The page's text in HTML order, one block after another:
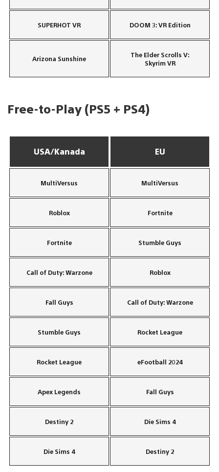
SUPERHOT VR DOOM 3: VR Edition
Arizona Sunshine
The Elder Scrolls V:
Skyrim VR
Free-to-Play (PS5 + PS4)
USA/Kanada EU
MultiVersus MultiVersus
Roblox Fortnite
Fortnite Stumble Guys
Call of Duty: Warzone Roblox
Fall Guys Call of Duty: Warzone
Stumble Guys Rocket League
Rocket League eFootball 2024
Apex Legends Fall Guys
Destiny 2 Die Sims 4
Die Sims 4 Destiny 2